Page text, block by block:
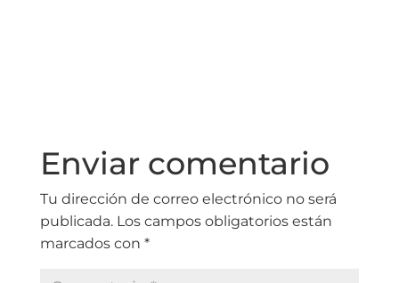
Enviar comentario
Tu dirección de correo electrónico no será
publicada. Los campos obligatorios están
marcados con *